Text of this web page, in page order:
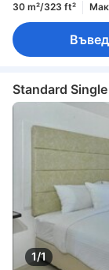
30 m²/323 ft²
Standard
1/1